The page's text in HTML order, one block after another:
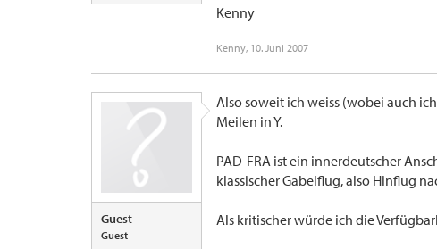
Kenny
Kenny, 10. Juni 2007
Guest
Guest
Also soweit ich weiss (wobei auch
Meilen in Y.
PAD-FRA ist ein innerdeutscher
klassischer Gabelflug, also Hinflug
Als kritischer würde ich die